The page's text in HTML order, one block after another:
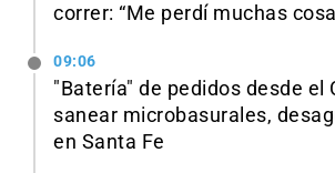
correr: “Me perdí muchas
09:06
"Batería" de pedidos desde el
sanear microbasurales,
en Santa Fe